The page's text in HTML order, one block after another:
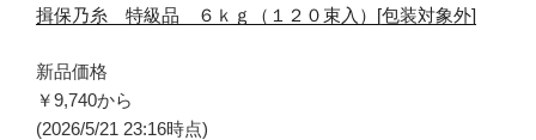
揖保乃糸 特級品 ６ｋｇ（１２０束入）[包装対象外]
新品価格
￥9,740から
(2026/5/21 23:16時点)